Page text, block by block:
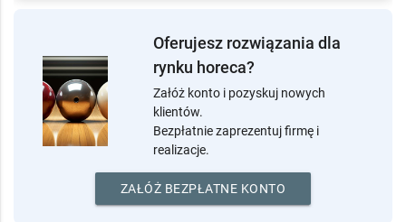
Oferujesz rozwiązania dla
rynku horeca?
Załóż konto i pozyskuj nowych
klientów.
Bezpłatnie zaprezentuj firmę i
realizacje.
ZAŁÓŻ BEZPŁATNE KONTO